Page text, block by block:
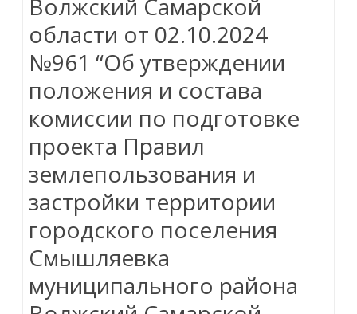
Волжский Самарской
области от 02.10.2024
№961 “Об утверждении
положения и состава
комиссии по подготовке
проекта Правил
землепользования и
застройки территории
городского поселения
Смышляевка
муниципального района